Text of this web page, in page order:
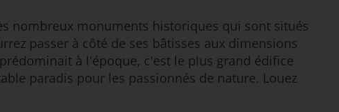
nombreux monuments historiques qui sont situés
passer à côté de ses bâtisses aux dimensions
à l'époque, c'est le plus grand édifice
paradis pour les passionnés de nature. Louez